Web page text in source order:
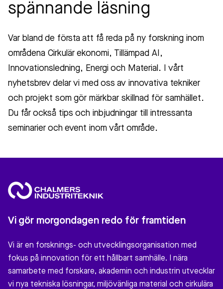
spännande läsning
Var bland de första att få reda på ny forskning inom
områdena Cirkulär ekonomi, Tillämpad AI,
Innovationsledning, Energi och Material. I vårt
nyhetsbrev delar vi med oss av innovativa tekniker
och projekt som gör märkbar skillnad för samhället.
Du får också tips och inbjudningar till intressanta
seminarier och event inom vårt område.
Vi gör morgondagen redo för framtiden
Vi är en forsknings- och utvecklingsorganisation med
fokus på innovation för ett hållbart samhälle. I nära
samarbete med forskare, akademin och industrin utvecklar
vi nya tekniska lösningar, miljövänliga material och cirkulära